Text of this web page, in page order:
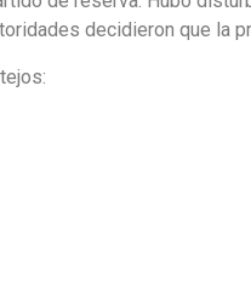
decidieron que la